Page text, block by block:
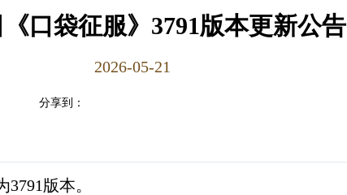
《口袋征服》3791版本更新公告
2026-05-21
分享到：
版本。